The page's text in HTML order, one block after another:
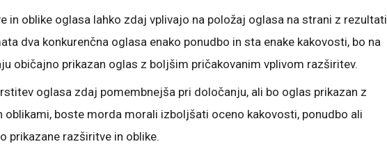
oblike oglasa lahko zdaj vplivajo na položaj oglasa na strani z rezultati
dva konkurenčna oglasa enako ponudbo in sta enake kakovosti, bo na
običajno prikazan oglas z boljšim pričakovanim vplivom razširitev.
oglasa zdaj pomembnejša pri določanju, ali bo oglas prikazan z
oblikami, boste morda morali izboljšati oceno kakovosti, ponudbo ali
prikazane razširitve in oblike.